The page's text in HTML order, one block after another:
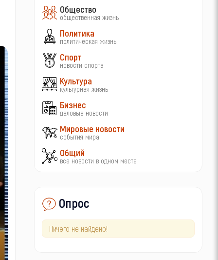
Общество
общественная жизнь
Политика
политическая жизнь
Спорт
новости спорта
Культура
культурная жизнь
Бизнес
деловые новости
Мировые новости
события мира
Общий
все новости в одном месте
Опрос
Ничего не найдено!